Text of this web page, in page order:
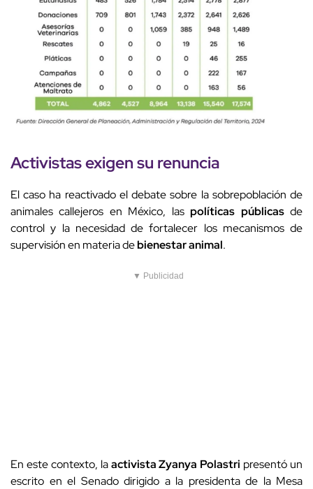
Activistas exigen su renuncia
El caso ha reactivado el debate sobre la sobrepoblación de
animales callejeros en México, laspolíticas públicasde
control y la necesidad de fortalecer los mecanismos de
supervisión en materia debienestar animal.
▼ Publicidad
En este contexto, laactivista Zyanya Polastri presentó un
escrito en el Senado dirigido a la presidenta de la Mesa